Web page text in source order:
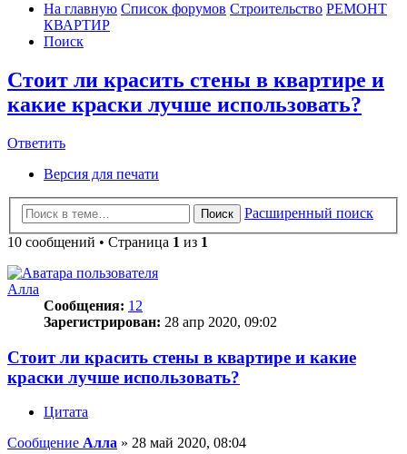
На главную Список форумов Строительство РЕМОНТ
КВАРТИР
Поиск
Стоит ли красить стены в квартире и
какие краски лучше использовать?
Ответить
Ответить
Версия для печати
Поиск
Расширенный поиск
10 сообщений • Страница 1 из 1
Алла
Сообщения: 12
Зарегистрирован: 28 апр 2020, 09:02
Стоит ли красить стены в квартире и какие
краски лучше использовать?
Цитата
Сообщение Алла » 28 май 2020, 08:04